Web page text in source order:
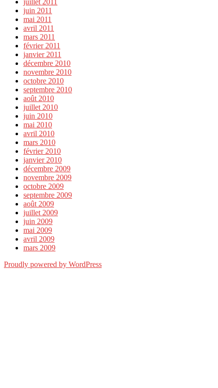
juin 2011
mai 2011
avril 2011
mars 2011
février 2011
janvier 2011
décembre 2010
novembre 2010
octobre 2010
septembre 2010
août 2010
juillet 2010
juin 2010
mai 2010
avril 2010
mars 2010
février 2010
janvier 2010
décembre 2009
novembre 2009
octobre 2009
septembre 2009
août 2009
juillet 2009
juin 2009
mai 2009
avril 2009
mars 2009
Proudly powered by WordPress